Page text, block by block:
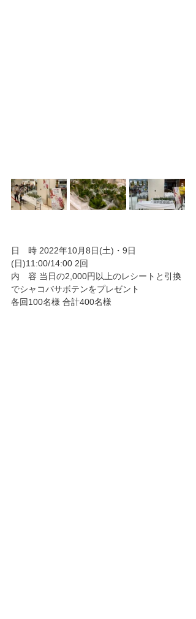
日　時 2022年10月8日(土)・9日
(日)11:00/14:00 2回
内　容 当日の2,000円以上のレシートと引換
でシャコバサボテンをプレゼント
各回100名様 合計400名様